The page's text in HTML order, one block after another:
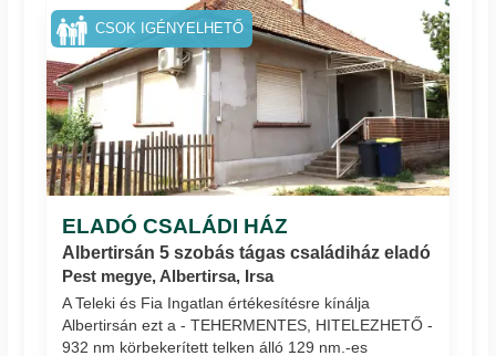
ELADÓ CSALÁDI HÁZ
Albertirsán 5 szobás tágas családiház eladó
Pest megye, Albertirsa, Irsa
A Teleki és Fia Ingatlan értékesítésre kínálja
Albertirsán ezt a - TEHERMENTES, HITELEZHETŐ -
932 nm körbekerített telken álló 129 nm.-es
CSOK IGÉNYELHETŐ